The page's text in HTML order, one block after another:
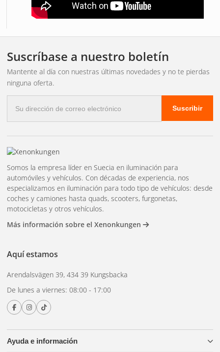
¡Experimenta la diferencia con Luxtar Twilight!
Suscríbase a nuestro boletín
Mantente al día con nuestras últimas novedades y no te pierdas
ninguna oferta.
electrónico
Suscribir
Ayuda e información
Somos la empresa líder en Suecia en iluminación para
automóviles y vehículos. Con décadas de experiencia, nos
especializamos en iluminación para todo tipo de vehículos: desde
coches y camiones hasta quads, scooters, furgonetas,
motocicletas y otros vehículos.
Más información sobre el Xenonkungen
Aquí estamos
Arendalsvägen 39, 434 39 Kungsbacka
De lunes a viernes: 08:00 - 17:00